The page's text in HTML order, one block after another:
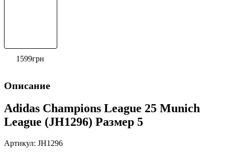
1599грн
Описание
Adidas Champions League 25 Munich
League (JH1296) Размер 5
Артикул: JH1296